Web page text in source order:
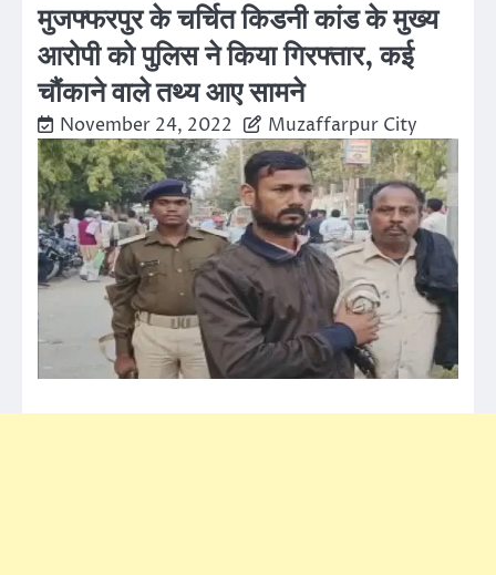
मुजफ्फरपुर के चर्चित किडनी कांड के मुख्य
आरोपी को पुलिस ने किया गिरफ्तार, कई
चौंकाने वाले तथ्य आए सामने
November 24, 2022 Muzaffarpur City